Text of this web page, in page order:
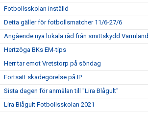
Fotbollsskolan inställd
Detta gäller för fotbollsmatcher 11/6-27/6
Angående nya lokala råd från smittskydd Värmland
Hertzöga BKs EM-tips
Herr tar emot Vretstorp på söndag
Fortsatt skadegörelse på IP
Sista dagen för anmälan till "Lira Blågult"
Lira Blågult Fotbollsskolan 2021